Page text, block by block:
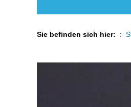
Sie befinden sich hier: